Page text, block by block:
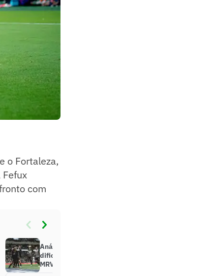
o Fortaleza,
com
Análise: Atlético-MG supera
dificuldades e segue tendo Arena
MRV como grande fortaleza